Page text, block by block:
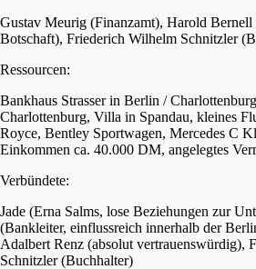
Gustav Meurig (Finanzamt), Harold Bernell
Botschaft), Friederich Wilhelm Schnitzler
Ressourcen:
Bankhaus Strasser in Berlin /
Charlottenburg, Villa in Spandau, kleines
Royce, Bentley Sportwagen, Mercedes C
Einkommen ca. 40.000 DM, angelegtes
Verbündete:
Jade (Erna Salms, lose Beziehungen zur
(Bankleiter, einflussreich innerhalb der
Adalbert Renz (absolut vertrauenswürdig),
Schnitzler (Buchhalter)